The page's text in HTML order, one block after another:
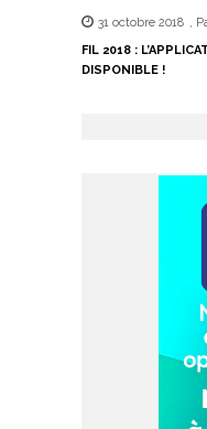
31 octobre 2018 ,
FIL 2018 :
DISPONIBLE !